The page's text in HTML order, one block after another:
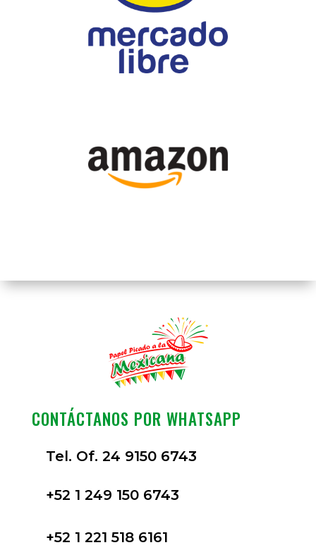
CONTÁCTANOS POR WHATSAPP
Tel. Of. 24 9150 6743
+52 1 249 150 6743
+52 1 221 518 6161